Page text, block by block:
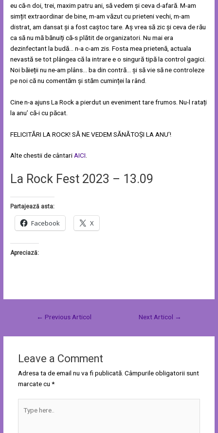
eu că-n doi, trei, maxim patru ani, să vedem și ceva d-afară. M-am
simțit extraordinar de bine, m-am văzut cu prieteni vechi, m-am
distrat, am dansat și a fost caștoc tare. Aș vrea să zic și ceva de rău
ca să nu mă bănuiți că-s plătit de organizatori. Nu mai era
dezinfectant la budă… n-a c-am zis. Fosta mea prietenă, actuala
nevastă se tot plângea că la intrare e o singură tipă la control gagici.
Noi băieții nu ne-am plâns… ba din contră… și să vie să ne controleze
pe noi că nu comentăm și stăm cuminței la rând.
Cine n-a ajuns La Rock a pierdut un eveniment tare frumos. Nu-l ratați
la anu’ că-i cu păcat.
FELICITĂRI LA ROCK! SĂ NE VEDEM SĂNĂTOȘI LA ANU’!
Alte chestii de cântariAICI.
La Rock Fest 2023 – 13.09
Partajează asta:
Facebook X
Apreciază:
← Previous Articol Next Articol →
Leave a Comment
Adresa ta de email nu va fi publicată. Câmpurile obligatorii sunt
marcate cu *
here..